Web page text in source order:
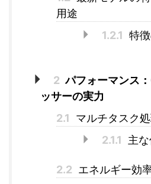
用途
1.2.1 特
2 パフォーマンス
ッサーの実力
2.1
マルチタスク
2.1.1
主
2.2 エネルギー効